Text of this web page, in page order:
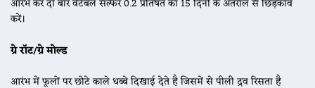
आरंभ कर दो बार वेटेबल सल्फर 0.2 प्रतिषत का 15 दिनों के अंतराल से छिड़काव
करें।
ग्रे रॉट/ग्रे मोल्ड
आरंभ में फूलों पर छोटे काले धब्बे दिखाई देते है जिसमें से पीली द्रव रिसता है